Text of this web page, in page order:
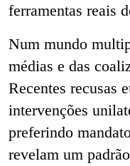
ferramentas reais
Num mundo
médias e das
Recentes recusas
intervenções
preferindo
revelam um